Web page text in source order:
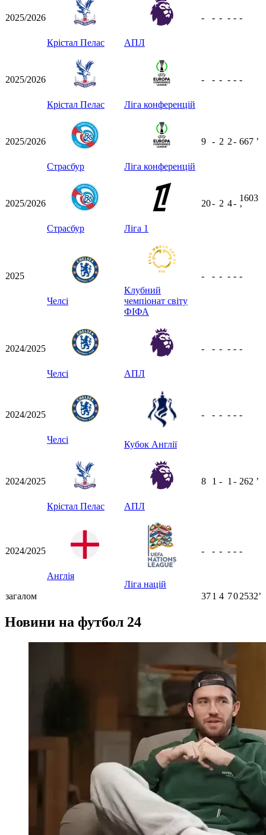
2025/2026
Крістал Пелас АПЛ
- - - - - -
2025/2026
Крістал Пелас Ліга конференцій
- - - - - -
2025/2026
Страсбур Ліга конференцій
9 - 2 2- 667 ʼ
2025/2026
Страсбур Ліга 1
20- 2 4-
1603
ʼ
2025
Челсі
Клубний
чемпіонат світу
ФІФА
- - - - - -
2024/2025
Челсі АПЛ
- - - - - -
2024/2025
Челсі Кубок Англії
- - - - - -
2024/2025
Крістал Пелас АПЛ
8 1 - 1 - 262 ʼ
2024/2025
Англія
Ліга націй
- - - - - -
загалом 371 4 702532ʼ
Новини на футбол 24